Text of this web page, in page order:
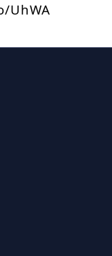
UhWA